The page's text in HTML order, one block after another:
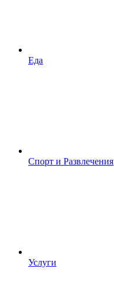
Еда
Спорт и Развлечения
Услуги